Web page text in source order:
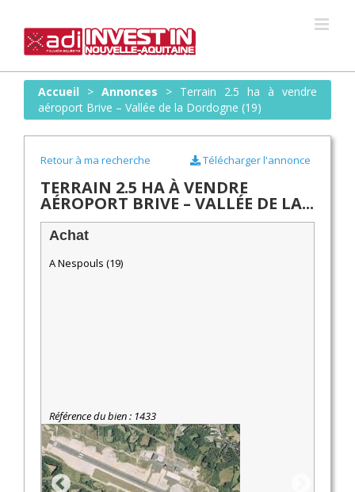
content
Accueil > Annonces > Terrain 2.5 ha à vendre
aéroport Brive – Vallée de la Dordogne (19)
Retour à ma recherche
TERRAIN 2.5 HA À VENDRE
AÉROPORT BRIVE – VALLÉE DE LA...
Télécharger l'annonce
Achat
A Nespouls (19)
Référence du bien : 1433